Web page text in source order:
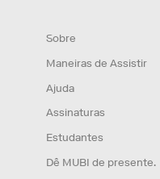
Sobre
Maneiras de Assistir
Ajuda
Assinaturas
Estudantes
Dê MUBI de presente.